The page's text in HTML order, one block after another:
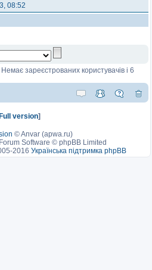
08:52
зареєстрованих користувачів і 6
Full version]
©Anvar (apwa.ru)
Software © phpBB Limited
2016 Українська підтримка phpBB